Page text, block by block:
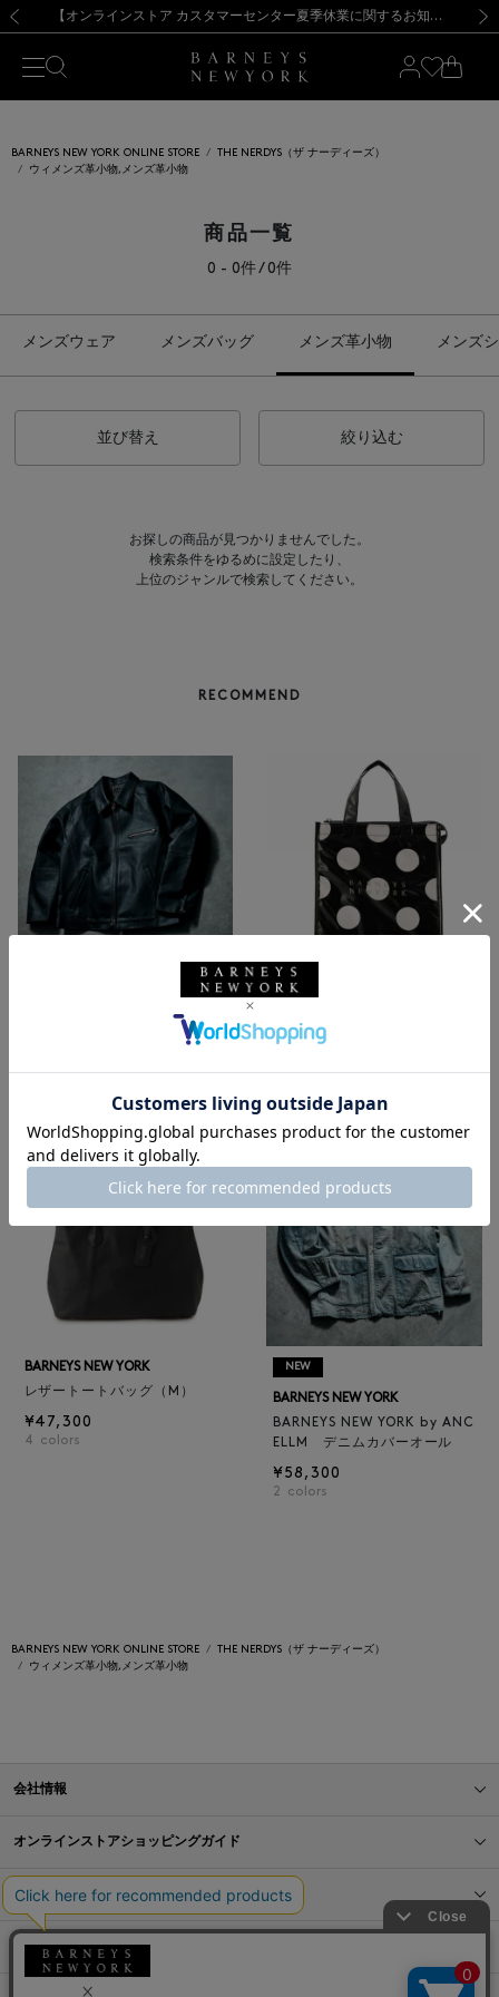
新規登録のお客様も対象！＜MY BARNEYS＞会員のお客様は11,000円（税込）以上のお買上げで常時送料無料！お買い物の際は会員登録を！
【夏季休業に伴う出荷一時停止のお知らせ】(2026.8.7) 【オンラインストア カスタマーセンター夏季休業に関するお知らせ】（2026.8.7）
【夏季休業に伴う返品・交換承り一時停止のお知らせ】（2026.8.5）
熊本県を中心とした地震の影響によるお荷物のお届けについて
【開催中】SUMMER SALEのご案内・ご注意事項 新規登録のお客様も対象！＜MY BARNEYS＞会員のお客様は11,000円（税込）以上のお買上げで常時送料無料！お買い物の際は会員登録を！
【夏季休業に伴う出荷一時停止のお知らせ】(2026.8.7)
BARNEYS NEW YORK ONLINE STORE
THE NERDYS（ザ ナーディーズ）
ウィメンズ革小物,メンズ革小物
商品一覧
0 - 0件 / 0件
メンズウェア メンズバッグ メンズ革小物 メンズ
並び替え 絞り込む
お探しの商品が見つかりませんでした。
検索条件をゆるめに設定したり、
上位のジャンルで検索してください。
RECOMMEND
BARNEYS NEW YORK by ANC
NEW
BARNEYS NEW YORK
ロゴ入りPVC保冷トートバッ
¥6,600
BARNEYS NEW YORK
レザートートバッグ（M）
¥47,300
4 colors
NEW
BARNEYS NEW YORK
BARNEYS NEW YORK by ANC
ELLM デニムカバーオール
¥58,300
2 colors
BARNEYS NEW YORK ONLINE STORE
THE NERDYS（ザ ナーディーズ）
ウィメンズ革小物,メンズ革小物
会社情報
オンラインストアショッピングガイド
店舗情報
サービス